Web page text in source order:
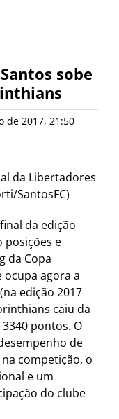
sobe
de 2017, 21:50
da Libertadores
SantosFC)
da edição
posições e
da Copa
ocupa agora a
edição 2017
caiu da
pontos. O
de
competição, o
e um
do clube